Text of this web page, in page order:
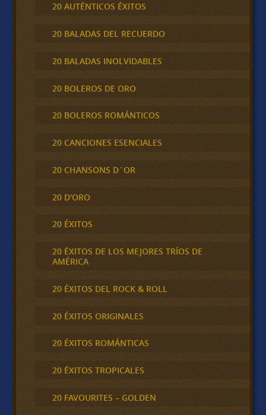
20 AUTÉNTICOS ÉXITOS
20 BALADAS DEL RECUERDO
20 BALADAS INOLVIDABLES
20 BOLEROS DE ORO
20 BOLEROS ROMÁNTICOS
20 CANCIONES ESENCIALES
20 CHANSONS D´OR
20 D'ORO
20 ÉXITOS
20 ÉXITOS DE LOS MEJORES TRÍOS DE
AMÉRICA
20 ÉXITOS DEL ROCK & ROLL
20 ÉXITOS ORIGINALES
20 ÉXITOS ROMÁNTICAS
20 ÉXITOS TROPICALES
20 FAVOURITES – GOLDEN